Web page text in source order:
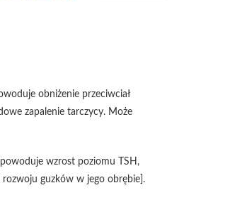
obniżenie przeciwciał
zapalenie tarczycy. Może
wzrost poziomu TSH,
guzków w jego obrębie].